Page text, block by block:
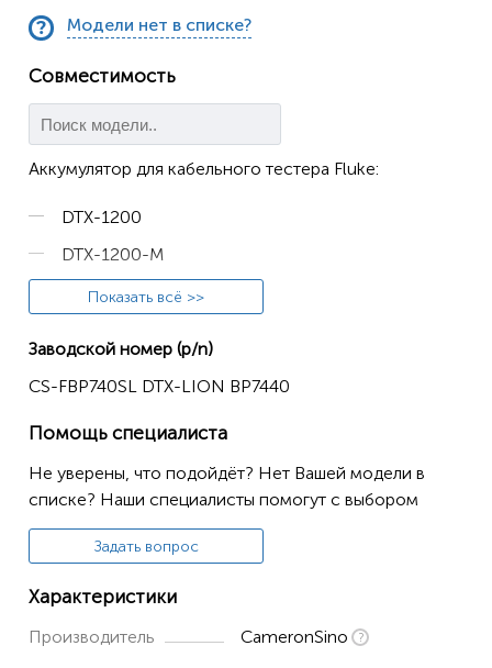
Модели нет в списке?
Совместимость
Аккумулятор для кабельного тестера Fluke:
DTX-1200
DTX-1200-M
DTX-1200-MS
Показать всё >>
Заводской номер (p/n)
CS-FBP740SL DTX-LION BP7440
Помощь специалиста
Не уверены, что подойдёт? Нет Вашей модели в
списке? Наши специалисты помогут с выбором
Задать вопрос
Характеристики
Производитель CameronSino